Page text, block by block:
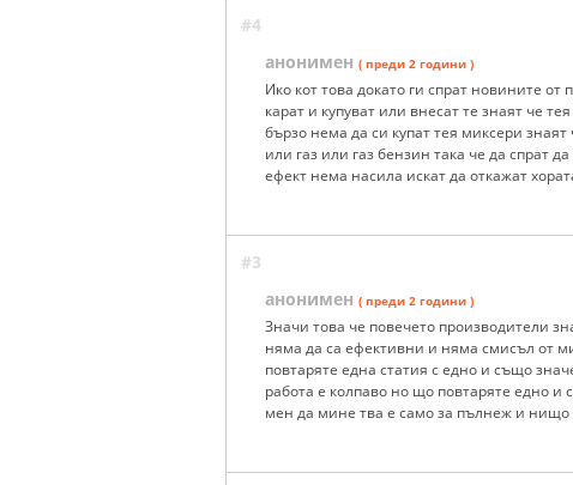
#4
анонимен ( преди 2 години )
Ико кот това докато ги спрат новините
карат и купуват или внесат те знаят че
бързо нема да си купат тея миксери
или газ или газ бензин така че да спрат
ефект нема насила искат да откажат
#3
анонимен ( преди 2 години )
Значи това че повечето производители
няма да са ефективни и няма смисъл от
повтаряте една статия с едно и също
работа е колпаво но що повтаряте едно
мен да мине тва е само за пълнеж и нищо